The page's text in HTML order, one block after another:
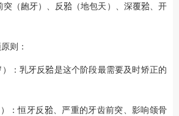
突（龅牙）、反𬌗（地包天）、深覆𬌗、开
则：
：乳牙反𬌗是这个阶段最需要及时矫正的
：恒牙反𬌗、严重的牙齿前突、影响颌骨